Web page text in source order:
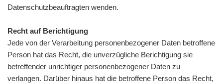
Datenschutzbeauftragten wenden.
Recht auf Berichtigung
Jede von der Verarbeitung personenbezogener Daten betroffene
Person hat das Recht, die unverzügliche Berichtigung sie
betreffender unrichtiger personenbezogener Daten zu
verlangen. Darüber hinaus hat die betroffene Person das Recht,